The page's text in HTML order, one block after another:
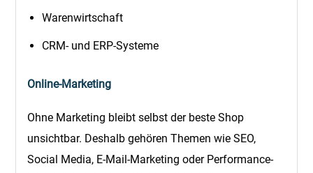
Warenwirtschaft
CRM- und ERP-Systeme
Online-Marketing
Ohne Marketing bleibt selbst der beste Shop
unsichtbar. Deshalb gehören Themen wie SEO,
Social Media, E-Mail-Marketing oder Performance-